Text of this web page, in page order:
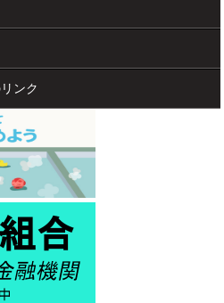
ンク